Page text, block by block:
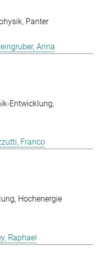
Panter
Anna
Entwicklung
Franco
Hochenergie
Raphael